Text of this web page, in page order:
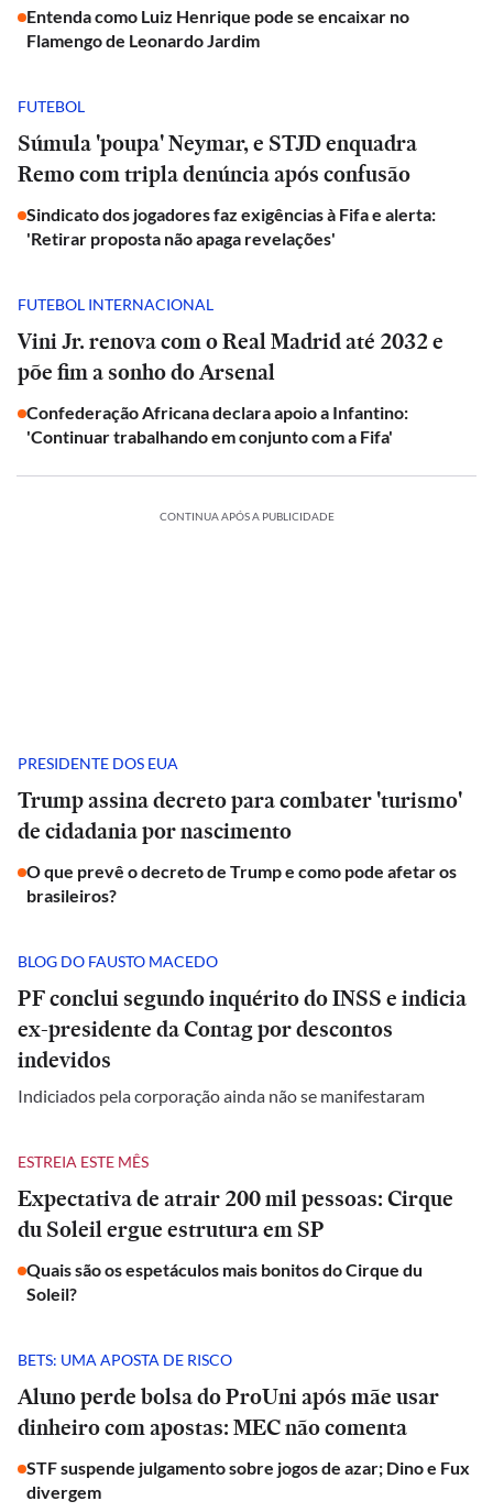
Entenda como Luiz Henrique pode se encaixar no
Flamengo de Leonardo Jardim
FUTEBOL
Súmula 'poupa' Neymar, e STJD enquadra
Remo com tripla denúncia após confusão
Sindicato dos jogadores faz exigências à Fifa e alerta:
'Retirar proposta não apaga revelações'
FUTEBOL INTERNACIONAL
Vini Jr. renova com o Real Madrid até 2032 e
põe fim a sonho do Arsenal
Confederação Africana declara apoio a Infantino:
'Continuar trabalhando em conjunto com a Fifa'
CONTINUA APÓS A PUBLICIDADE
PRESIDENTE DOS EUA
Trump assina decreto para combater 'turismo'
de cidadania por nascimento
O que prevê o decreto de Trump e como pode afetar os
brasileiros?
BLOG DO FAUSTO MACEDO
PF conclui segundo inquérito do INSS e indicia
ex-presidente da Contag por descontos
indevidos
Indiciados pela corporação ainda não se manifestaram
ESTREIA ESTE MÊS
Expectativa de atrair 200 mil pessoas: Cirque
du Soleil ergue estrutura em SP
Quais são os espetáculos mais bonitos do Cirque du
Soleil?
BETS: UMA APOSTA DE RISCO
Aluno perde bolsa do ProUni após mãe usar
dinheiro com apostas: MEC não comenta
STF suspende julgamento sobre jogos de azar; Dino e Fux
divergem